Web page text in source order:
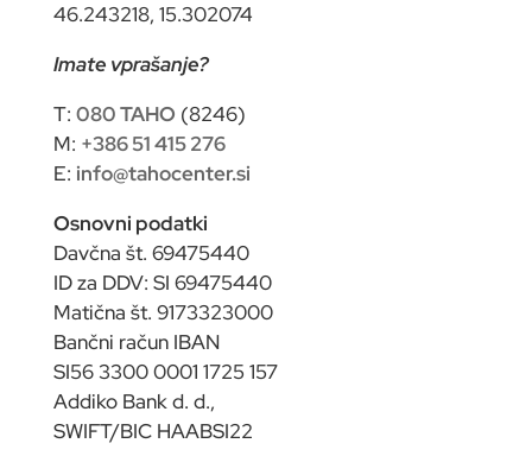
46.243218, 15.302074
Imate vprašanje?
T: 080 TAHO (8246)
M: +386 51 415 276
E: info@tahocenter.si
Osnovni podatki
Davčna št. 69475440
ID za DDV: SI 69475440
Matična št. 9173323000
Bančni račun IBAN
SI56 3300 0001 1725 157
Addiko Bank d. d.,
SWIFT/BIC HAABSI22